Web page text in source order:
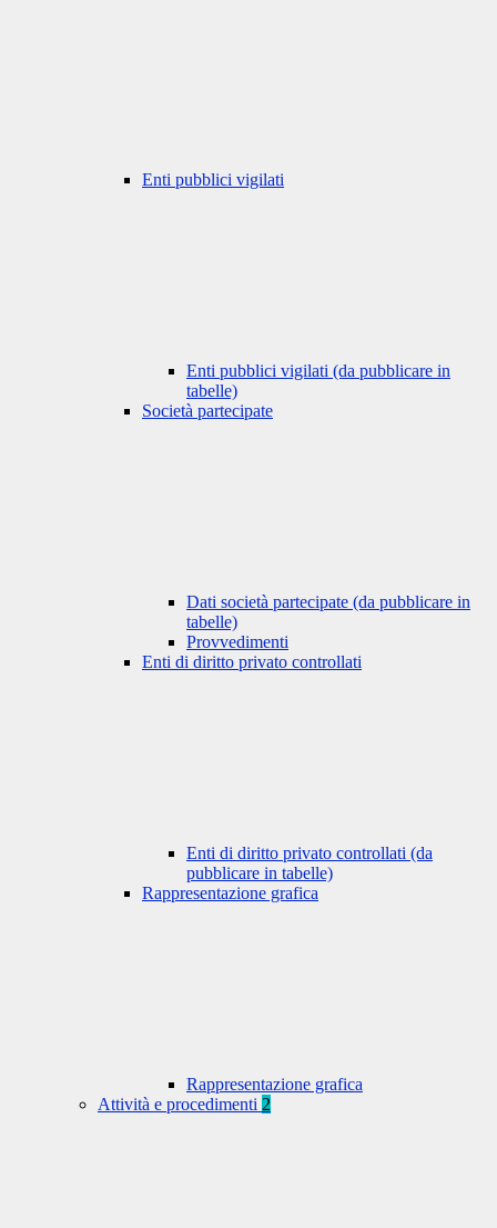
Enti pubblici vigilati
Enti pubblici vigilati (da pubblicare in
tabelle)
Società partecipate
Dati società partecipate (da pubblicare in
tabelle)
Provvedimenti
Enti di diritto privato controllati
Enti di diritto privato controllati (da
pubblicare in tabelle)
Rappresentazione grafica
Rappresentazione grafica
Attività e procedimenti 2